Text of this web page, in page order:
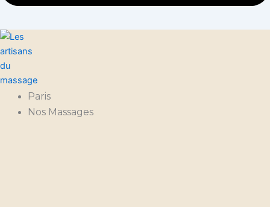
Paris
Nos Massages